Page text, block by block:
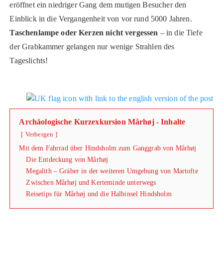
eröffnet ein niedriger Gang dem mutigen Besucher den
Einblick in die Vergangenheit von vor rund 5000 Jahren.
Taschenlampe oder Kerzen nicht vergessen – in die Tiefe
der Grabkammer gelangen nur wenige Strahlen des
Tageslichts!
Archäologische Kurzexkursion Mårhøj - Inhalte
Verbergen
Mit dem Fahrrad über Hindsholm zum Ganggrab von Mårhøj
Die Entdeckung von Mårhøj
Megalith – Gräber in der weiteren Umgebung von Martofte
Zwischen Mårhøj und Kerteminde unterwegs
Reisetips für Mårhøj und die Halbinsel Hindsholm